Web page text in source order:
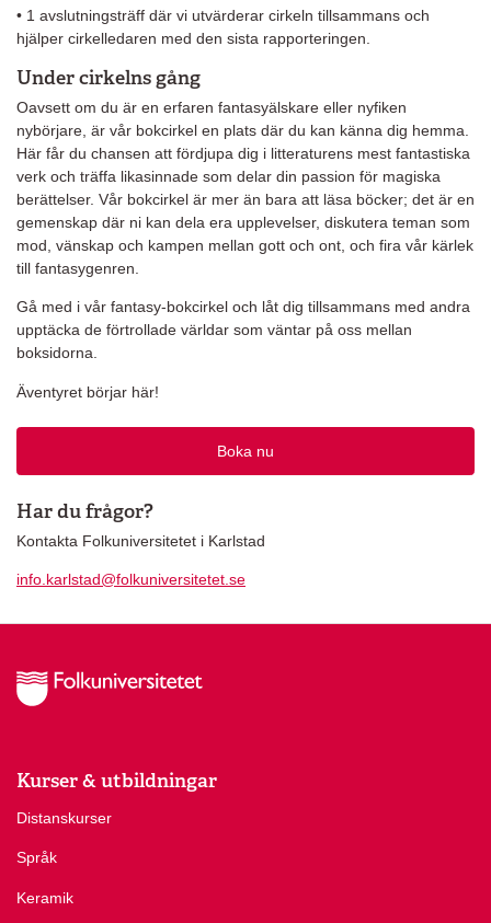
• 1 avslutningsträff där vi utvärderar cirkeln tillsammans och
hjälper cirkelledaren med den sista rapporteringen.
Under cirkelns gång
Oavsett om du är en erfaren fantasyälskare eller nyfiken
nybörjare, är vår bokcirkel en plats där du kan känna dig hemma.
Här får du chansen att fördjupa dig i litteraturens mest fantastiska
verk och träffa likasinnade som delar din passion för magiska
berättelser. Vår bokcirkel är mer än bara att läsa böcker; det är en
gemenskap där ni kan dela era upplevelser, diskutera teman som
mod, vänskap och kampen mellan gott och ont, och fira vår kärlek
till fantasygenren.
Gå med i vår fantasy-bokcirkel och låt dig tillsammans med andra
upptäcka de förtrollade världar som väntar på oss mellan
boksidorna.
Äventyret börjar här!
Boka nu
Har du frågor?
Kontakta Folkuniversitetet i Karlstad
info.karlstad@folkuniversitetet.se
Kurser & utbildningar
Distanskurser
Språk
Keramik